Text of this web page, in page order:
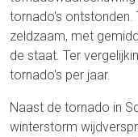
tornado's ontstonden.
zeldzaam, met
de staat. Ter
tornado's per jaar.
Naast de tornado in
winterstorm